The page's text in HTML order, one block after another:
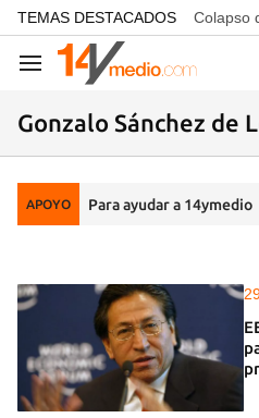
common.go-to-content
TEMAS DESTACADOS Colapso
Navegación
Gonzalo Sánchez de
APOYO Para ayudar a 14ymedio